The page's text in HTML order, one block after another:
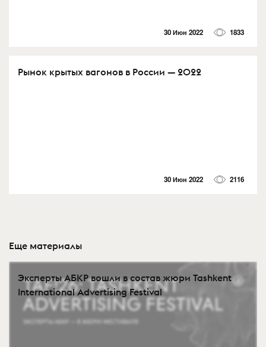
30 Июн 2022 1833
Рынок крытых вагонов в России — 2022
30 Июн 2022 2116
Еще материалы
Эксперты АБКР вошли в состав жюри Tashkent
International Advertising Festival